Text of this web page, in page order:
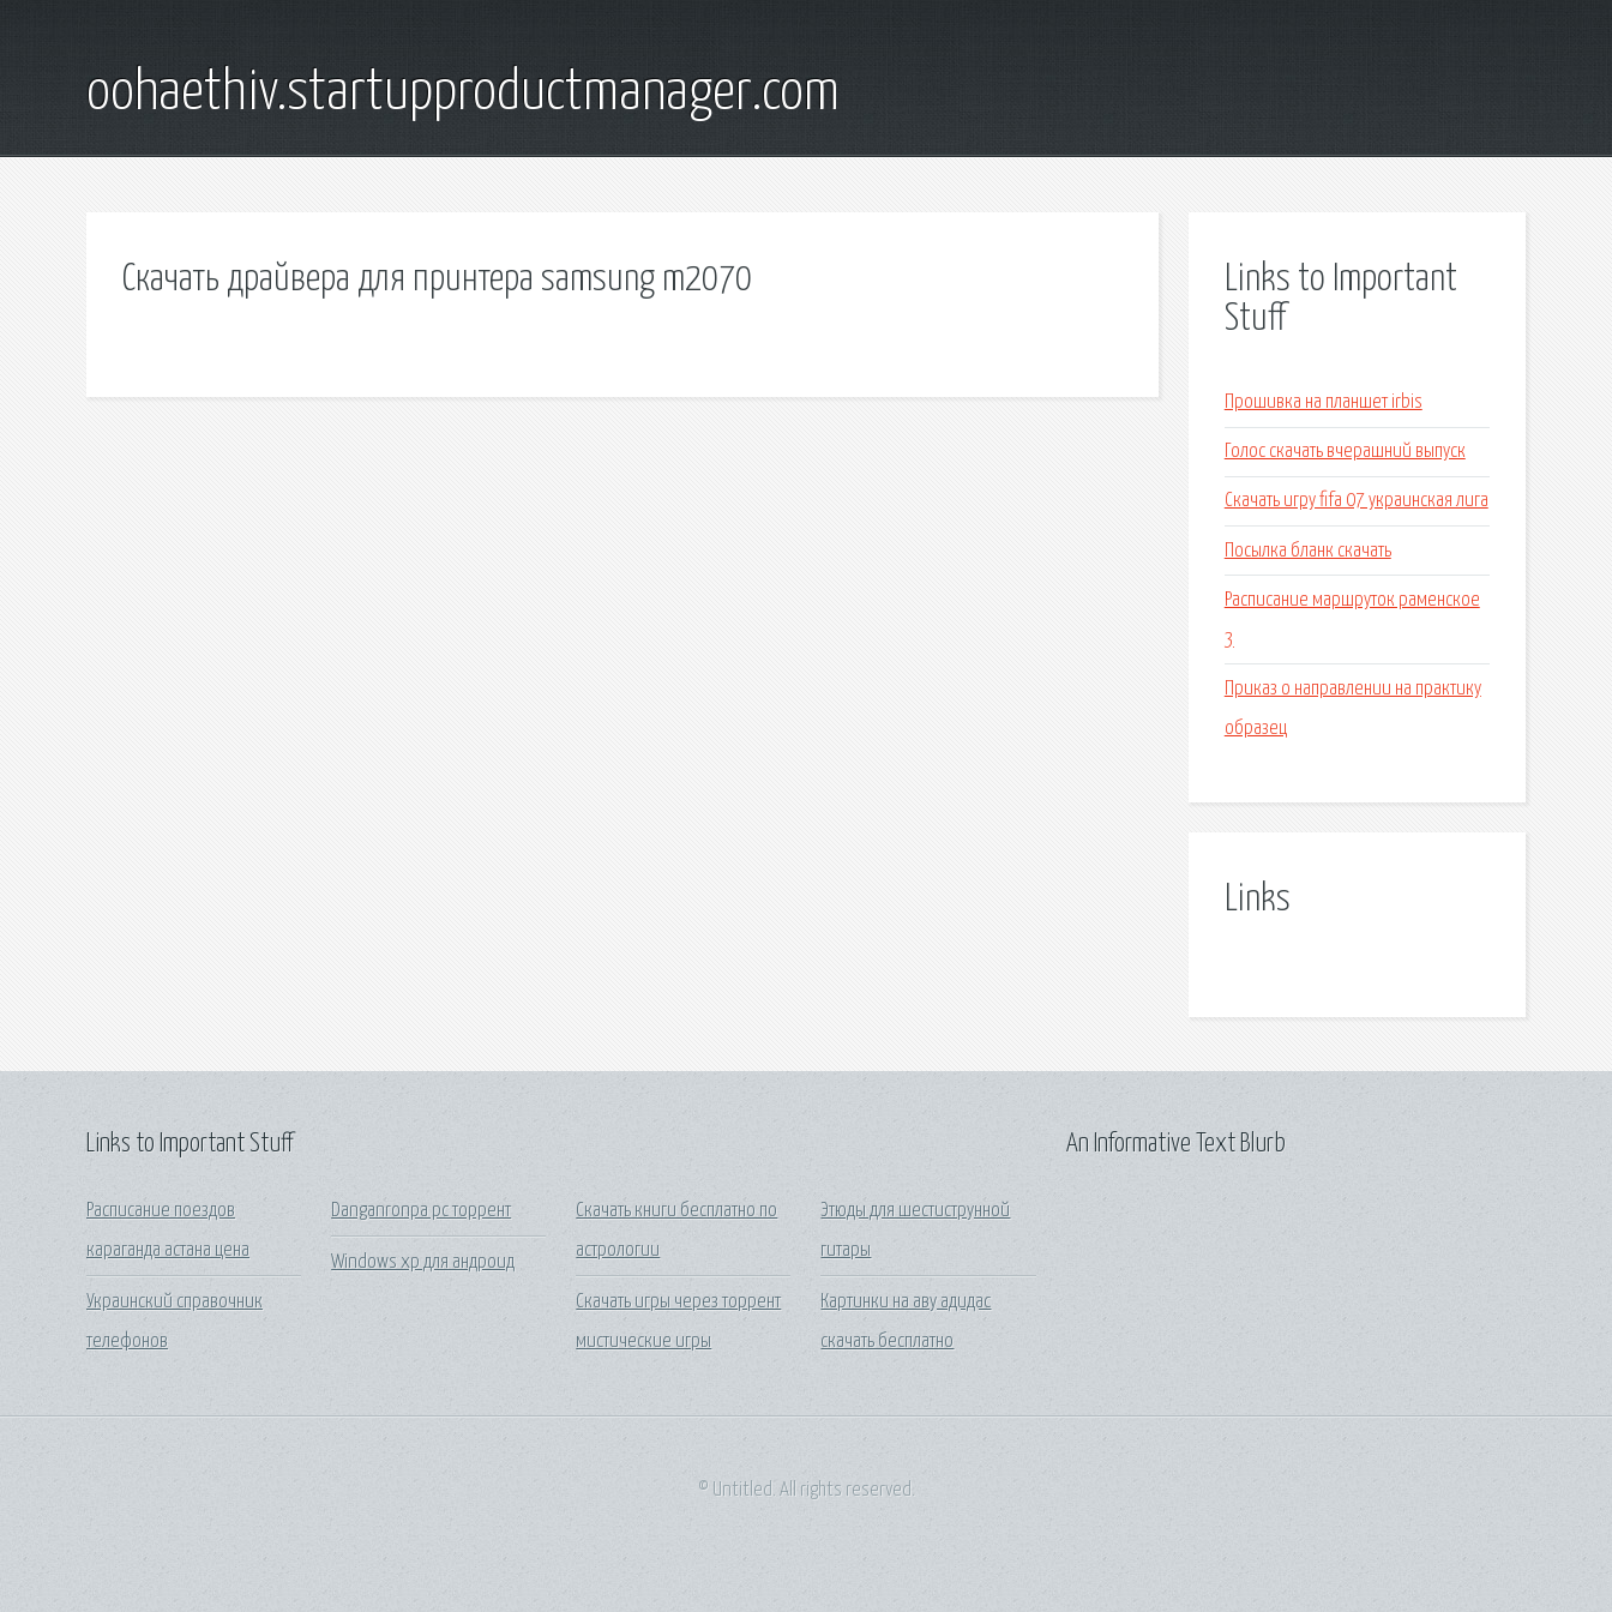
oohaethiv.startupproductmanager.com
Скачать драйвера для принтера samsung m2070
Links to Important
Stuff
Прошивка на планшет irbis
Голос скачать вчерашний выпуск
Скачать игру fifa 07 украинская лига
Посылка бланк скачать
Расписание маршруток раменское
3
Приказ о направлении на практику
образец
Links
Links to Important Stuff
Расписание поездов
караганда астана цена
Украинский справочник
телефонов
Danganronpa pc торрент
Windows xp для андроид
Скачать книги бесплатно по
астрологии
Скачать игры через торрент
мистические игры
Этюды для шестиструнной
гитары
Картинки на аву адидас
скачать бесплатно
An Informative Text Blurb
© Untitled. All rights reserved.